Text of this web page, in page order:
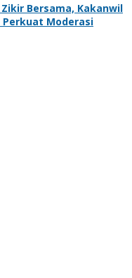
Bersama, Kakanwil
Moderasi